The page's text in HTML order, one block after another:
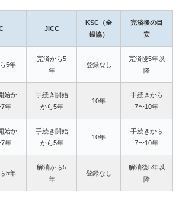
JICC
KSC（全
銀協）
完済後の目
安
5年
完済から5
年
登録なし
完済後5年以
降
始か
7年
手続き開始
から5年
10年
手続きから
7〜10年
始か
7年
手続き開始
から5年
10年
手続きから
7〜10年
5年
解消から5
年
登録なし
解消後5年以
降